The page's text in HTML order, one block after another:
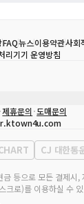
FAQ뉴스이용약관사회
리기기 운영방침
71116
서울강남-02223
9855
제휴문의 도매문의
CJ 대한통
등으로 모든 결제시,
크로)를 이용하실 수